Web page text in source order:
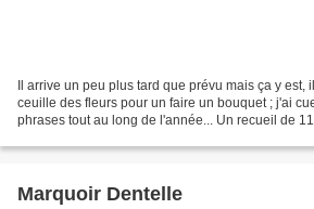
Il arrive un peu plus tard que prévu mais ça y est,
ceuille des fleurs pour un faire un bouquet ; j'ai
phrases tout au long de l'année... Un recueil de
Marquoir Dentelle